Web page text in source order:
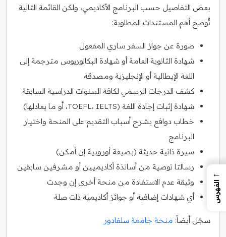
بعض التفاصيل حسب البرنامج الأكاديمي، ولكن القائمة التالية
تُوضح أهم المستندات المطلوبة:
صورة عن جواز السفر ساري المفعول
شهادة الثانوية العامة أو شهادة البكالوريوس مترجمة إلى
اللغة الإيطالية أو الإنجليزية ومصدقة
كشف الدرجات الرسمي لكافة السنوات الدراسية السابقة
شهادة إثبات إجادة اللغة (TOEFL، IELTS، أو ما يعادلها)
خطاب دوافع يشرح أسباب التقديم على المنحة واختيار
البرنامج
سيرة ذاتية حديثة (بصيغة أوروبية إن أمكن)
رسالتا توصية من أساتذة أكاديميين أو مشرفين سابقين
وثيقة عدم الاستفادة من منحة أخرى إن وجدت
أي شهادات إضافية أو جوائز أكاديمية ذات صلة
سجّل أيضاً: منحة جامعة سلفادور
←
الفهرس